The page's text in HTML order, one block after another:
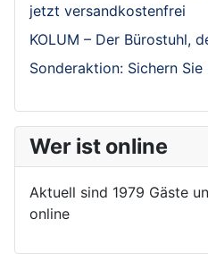
jetzt versandkostenfrei
KOLUM – Der Bürostuhl,
Sonderaktion: Sichern
Wer ist online
Aktuell sind 1979 Gäste
online